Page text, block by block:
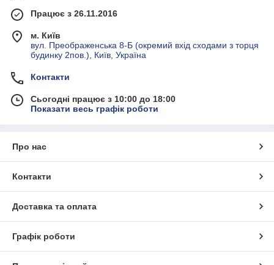
Працює з 26.11.2016
м. Київ
вул. Преображенська 8-Б (окремий вхід сходами з торця
будинку 2пов.), Київ, Україна
Контакти
Сьогодні працює з 10:00 до 18:00
Показати весь графік роботи
Про нас
Контакти
Доставка та оплата
Графік роботи